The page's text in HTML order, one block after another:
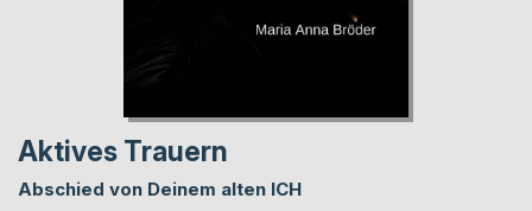
Aktives Trauern
Abschied von Deinem alten ICH